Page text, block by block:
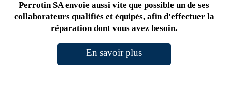
Perrotin SA envoie aussi vite que possible un de ses
collaborateurs qualifiés et équipés, afin d'effectuer la
réparation dont vous avez besoin.
En savoir plus